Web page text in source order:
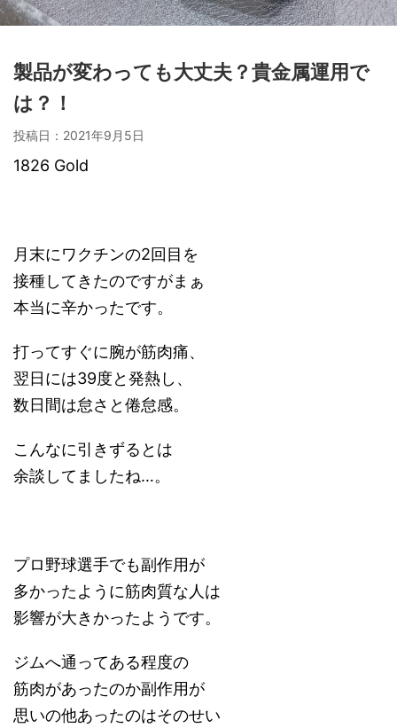
製品が変わっても大丈夫？貴金属運用で
は？！
投稿日： 2021年9月5日
1826 Gold
月末にワクチンの2回目を
接種してきたのですがまぁ
本当に辛かったです。
打ってすぐに腕が筋肉痛、
翌日には39度と発熱し、
数日間は怠さと倦怠感。
こんなに引きずるとは
余談してましたね…。
プロ野球選手でも副作用が
多かったように筋肉質な人は
影響が大きかったようです。
ジムへ通ってある程度の
筋肉があったのか副作用が
思いの他あったのはそのせい